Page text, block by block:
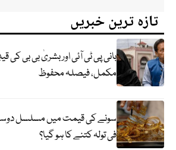
تازہ ترین خبریں
بانی پی ٹی آئی اور بشریٰ بی بی کی
مکمل، فیصلہ محفوظ
سونے کی قیمت میں مسلسل
فی تولہ کتنے کا ہو گیا؟